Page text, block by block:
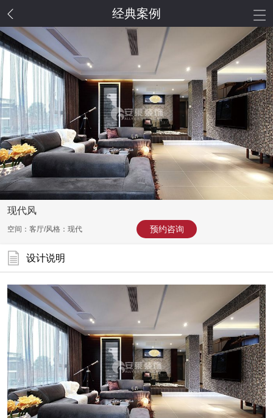
经典案例
现代风
空间：客厅/风格：现代 预约咨询
设计说明